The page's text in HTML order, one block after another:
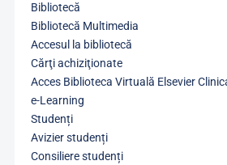
Bibliotecă
Bibliotecă Multimedia
Accesul la bibliotecă
Cărţi achiziţionate
Acces Biblioteca Virtuală Elsevier
e-Learning
Studenți
Avizier studenți
Consiliere studenți